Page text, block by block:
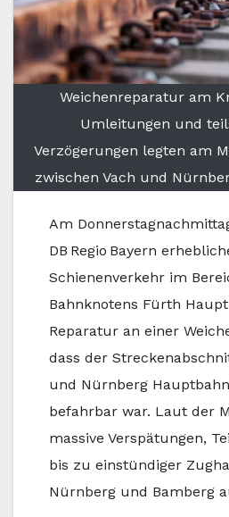
Weichenreparatur am
Umleitungen und
Verzögerungen legten am
zwischen Vach und
Am
DB Regio Bayern
Schienenverkehr im
Bahnknotens Fürth
Reparatur an einer
dass der
und Nürnberg
befahrbar war. Laut der
massive Verspätungen,
bis zu einstündiger
Nürnberg und Bamberg